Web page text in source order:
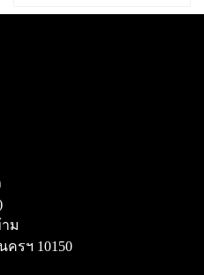
ม
ครฯ 10150